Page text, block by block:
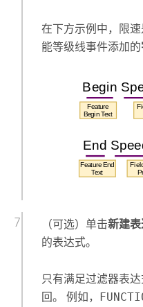
在下方示例中， 限速
能等级线事件添加的
（可选）单击新建
的表达式。
只有满足过滤器表
回。 例如，